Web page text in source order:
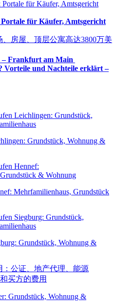
für Käufer, Amtsgericht
– Frankfurt am Main
Vorteile und Nachteile erklärt –
Grundstück, Wohnung &
Mehrfamilienhaus, Grundstück
Grundstück, Wohnung &
Grundstück, Wohnung &